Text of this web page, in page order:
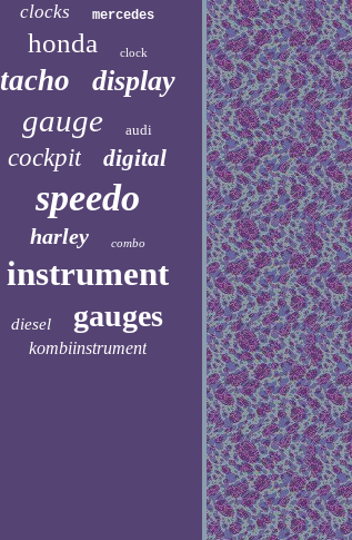
clocks mercedes
honda clock
tacho display
gauge audi
cockpit digital
speedo
harley combo
instrument
diesel gauges
kombiinstrument